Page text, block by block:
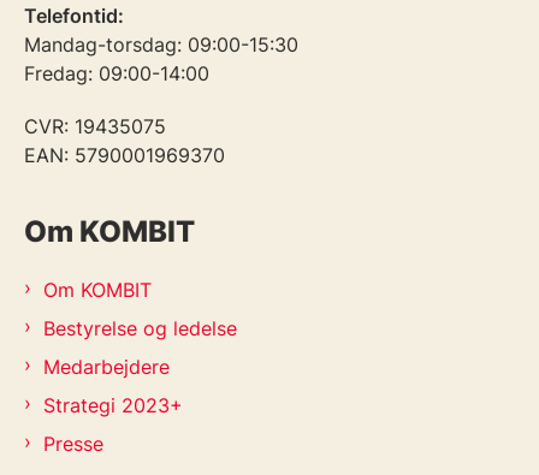
Telefontid:
Mandag-torsdag: 09:00-15:30
Fredag: 09:00-14:00
CVR: 19435075
EAN: 5790001969370
Om KOMBIT
Om KOMBIT
Bestyrelse og ledelse
Medarbejdere
Strategi 2023+
Presse